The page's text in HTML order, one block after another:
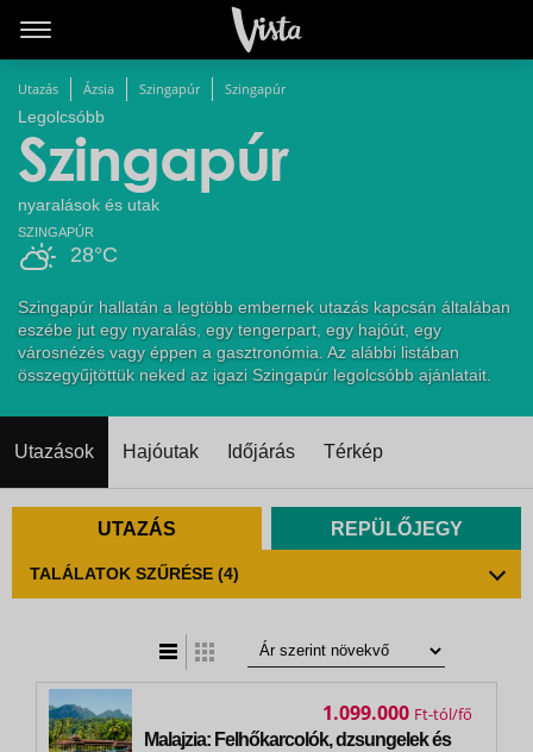
Utazás Ázsia Szingapúr Szingapúr
Legolcsóbb
Szingapúr
nyaralások és utak
28°C
SZINGAPÚR
Szingapúr hallatán a legtöbb embernek utazás kapcsán általában
eszébe jut egy nyaralás, egy tengerpart, egy hajóút, egy
városnézés vagy éppen a gasztronómia. Az alábbi listában
összegyűjtöttük neked az igazi Szingapúr legolcsóbb ajánlatait.
Utazások Hajóutak Időjárás Térkép
UTAZÁS REPÜLŐJEGY
TALÁLATOK SZŰRÉSE (4)
Malajzia: Felhőkarcolók, dzsungelek és
1.099.000 Ft